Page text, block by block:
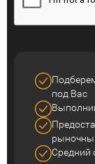
под Вас
Средний